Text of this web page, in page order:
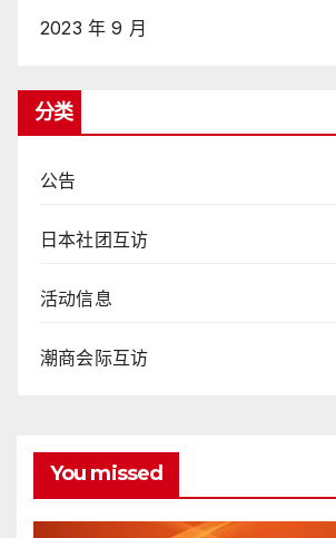
2023 年 9 月
分类
公告
日本社团互访
活动信息
潮商会际互访
You missed